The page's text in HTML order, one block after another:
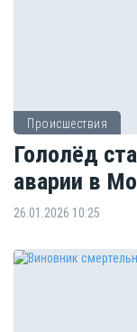
Происшествия
Гололёд
аварии в
26.01.2026 10:25